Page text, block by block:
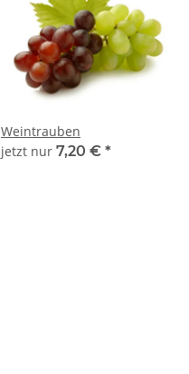
Weintrauben
jetzt nur 7,20 € *